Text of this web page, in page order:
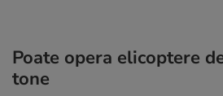
Poate opera elicoptere
tone